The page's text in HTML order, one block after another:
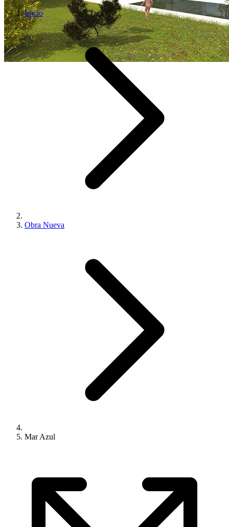
Inicio
Obra Nueva
Mar Azul